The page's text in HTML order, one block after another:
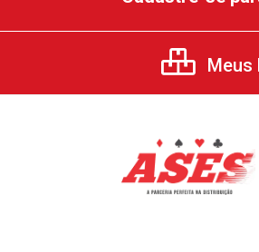
Meus